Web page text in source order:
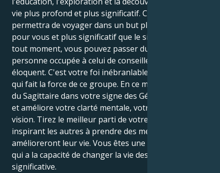
vie plus profond et plus significatif. Cela vous
permettra de voyager dans un but plus bénéfique
pour vous et plus significatif que le simple plaisir. À
tout moment, vous pouvez passer du statut de
personne occupée à celui de conseiller informé et
éloquent. C'est votre foi inébranlable en vous-même
qui fait la force de ce groupe. En ce moment, la lune
du Sagittaire dans votre signe des Gémeaux renforce
et améliore votre clarté mentale, votre foi et votre
vision. Tirez le meilleur parti de votre énergie en
inspirant les autres à prendre des mesures qui
amélioreront leur vie. Vous êtes une personne forte
qui a la capacité de changer la vie des gens de façon
significative.